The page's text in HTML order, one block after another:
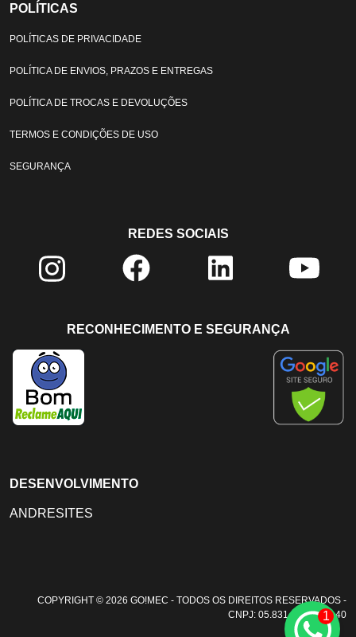
POLÍTICAS
POLÍTICAS DE PRIVACIDADE
POLÍTICA DE ENVIOS, PRAZOS E ENTREGAS
POLÍTICA DE TROCAS E DEVOLUÇÕES
TERMOS E CONDIÇÕES DE USO
SEGURANÇA
REDES SOCIAIS
RECONHECIMENTO E SEGURANÇA
DESENVOLVIMENTO
ANDRESITES
COPYRIGHT © 2026 GO!MEC - TODOS OS DIREITOS RESERVADOS -
CNPJ: 05.831.108/0001-40
1